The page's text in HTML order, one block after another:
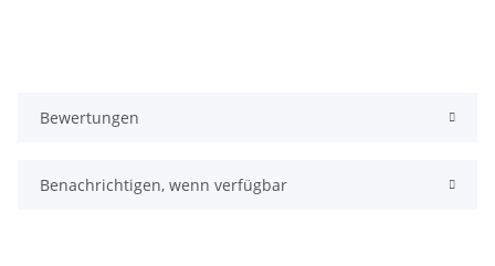
Bewertungen
Benachrichtigen, wenn verfügbar